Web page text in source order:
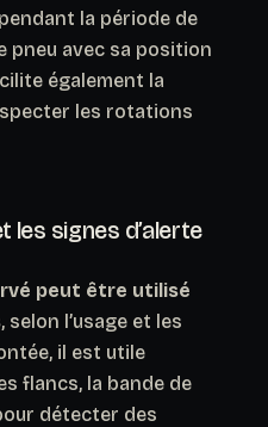
la période de
pneu avec sa position
également la
les rotations
les signes d’alerte
peut être utilisé
, selon l’usage et les
il est utile
flancs, la bande de
détecter des